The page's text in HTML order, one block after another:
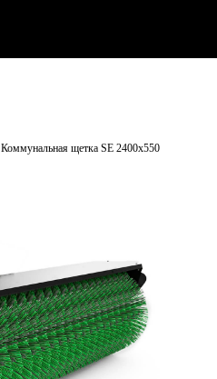
Коммунальная щетка SE 2400х550